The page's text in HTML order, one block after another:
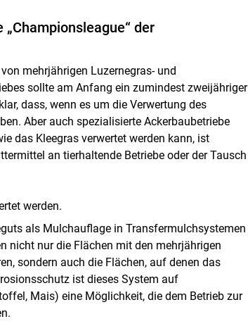
der
mehrjährigen Luzernegras- und
sollte am Anfang ein zumindest zweijähriger
dass, wenn es um die Verwertung des
Aber auch spezialisierte Ackerbaubetriebe
das Kleegras verwertet werden kann, ist
an tierhaltende Betriebe oder der Tausch
werden.
als Mulchauflage in Transfermulchsystemen
nicht nur die Flächen mit den mehrjährigen
sondern auch die Flächen, auf denen das
ist dieses System auf
Mais) eine Möglichkeit, die dem Betrieb zur